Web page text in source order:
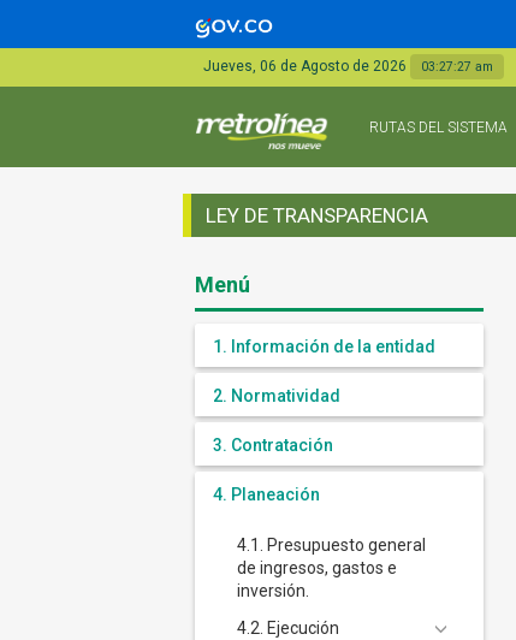
Jueves, 06 de Agosto de 2026 03:27:27 am
RUTAS DEL SISTEMA
LEY DE TRANSPARENCIA
Menú
1. Información de la entidad
2. Normatividad
3. Contratación
4. Planeación
4.1. Presupuesto general
de ingresos, gastos e
inversión.
4.2. Ejecución